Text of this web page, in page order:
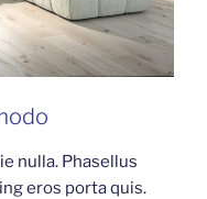
nulla. Phasellus
eros porta quis.